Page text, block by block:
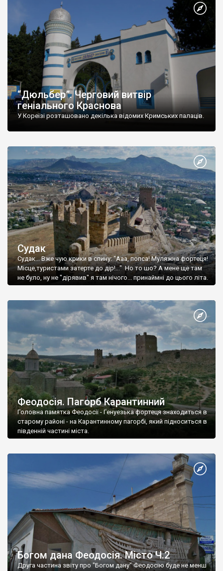
“Дюльбер”. Черговий витвір
геніального Краснова
У Кореїзі розташовано декілька відомих Кримських палаців.
Судак
Судак... Вже чую крики в спину: "Ааа, попса! Муляжна фортеця!
Місце,туристами затерте до дір!..." Но то шо? А мене ще там
не було, ну не "дірявив" я там нічого... принаймні до цього літа.
Феодосія. Пагорб Карантинний
Головна памятка Феодосії - Генуезька фортеця знаходиться в
старому районі - на Карантинному пагорбі, який підноситься в
південній частині міста.
Богом дана Феодосія. Місто Ч.2
Друга частина звіту про "Богом дану" Феодосію буде не менш